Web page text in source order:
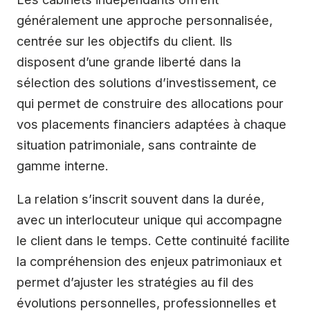
généralement une approche personnalisée,
centrée sur les objectifs du client. Ils
disposent d’une grande liberté dans la
sélection des solutions d’investissement, ce
qui permet de construire des allocations pour
vos placements financiers adaptées à chaque
situation patrimoniale, sans contrainte de
gamme interne.
La relation s’inscrit souvent dans la durée,
avec un interlocuteur unique qui accompagne
le client dans le temps. Cette continuité facilite
la compréhension des enjeux patrimoniaux et
permet d’ajuster les stratégies au fil des
évolutions personnelles, professionnelles et